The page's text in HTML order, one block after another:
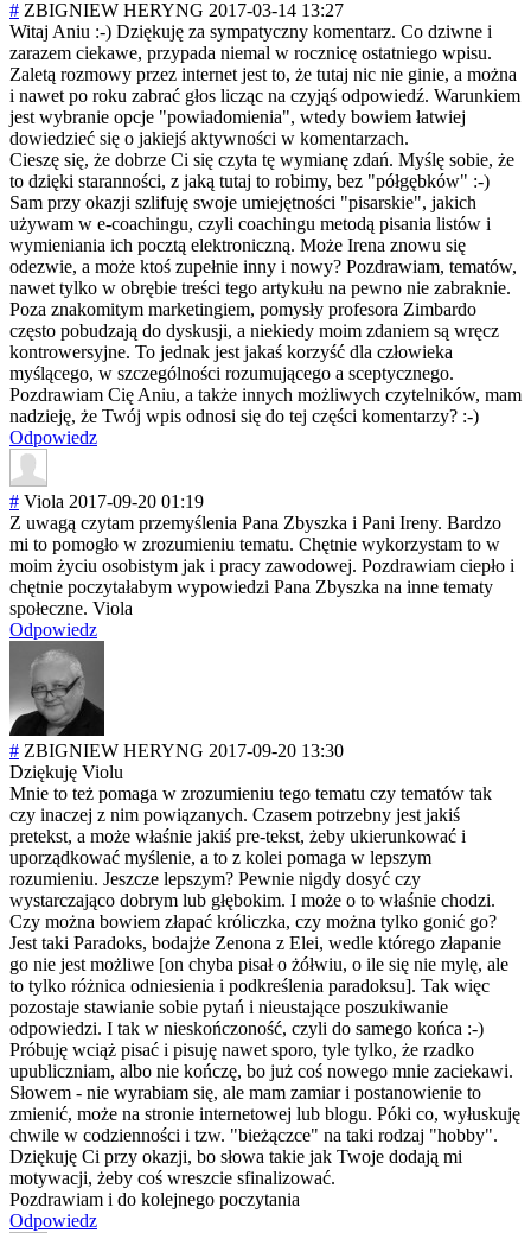
# ZBIGNIEW HERYNG 2017-03-14 13:27
Witaj Aniu :-) Dziękuję za sympatyczny komentarz. Co dziwne i
zarazem ciekawe, przypada niemal w rocznicę ostatniego wpisu.
Zaletą rozmowy przez internet jest to, że tutaj nic nie ginie, a można
i nawet po roku zabrać głos licząc na czyjąś odpowiedź. Warunkiem
jest wybranie opcje "powiadomienia", wtedy bowiem łatwiej
dowiedzieć się o jakiejś aktywności w komentarzach.
Cieszę się, że dobrze Ci się czyta tę wymianę zdań. Myślę sobie, że
to dzięki staranności, z jaką tutaj to robimy, bez "półgębków" :-)
Sam przy okazji szlifuję swoje umiejętności "pisarskie", jakich
używam w e-coachingu, czyli coachingu metodą pisania listów i
wymieniania ich pocztą elektroniczną. Może Irena znowu się
odezwie, a może ktoś zupełnie inny i nowy? Pozdrawiam, tematów,
nawet tylko w obrębie treści tego artykułu na pewno nie zabraknie.
Poza znakomitym marketingiem, pomysły profesora Zimbardo
często pobudzają do dyskusji, a niekiedy moim zdaniem są wręcz
kontrowersyjne. To jednak jest jakaś korzyść dla człowieka
myślącego, w szczególności rozumującego a sceptycznego.
Pozdrawiam Cię Aniu, a także innych możliwych czytelników, mam
nadzieję, że Twój wpis odnosi się do tej części komentarzy? :-)
Odpowiedz
# Viola 2017-09-20 01:19
Z uwagą czytam przemyślenia Pana Zbyszka i Pani Ireny. Bardzo
mi to pomogło w zrozumieniu tematu. Chętnie wykorzystam to w
moim życiu osobistym jak i pracy zawodowej. Pozdrawiam ciepło i
chętnie poczytałabym wypowiedzi Pana Zbyszka na inne tematy
społeczne. Viola
Odpowiedz
# ZBIGNIEW HERYNG 2017-09-20 13:30
Dziękuję Violu
Mnie to też pomaga w zrozumieniu tego tematu czy tematów tak
czy inaczej z nim powiązanych. Czasem potrzebny jest jakiś
pretekst, a może właśnie jakiś pre-tekst, żeby ukierunkować i
uporządkować myślenie, a to z kolei pomaga w lepszym
rozumieniu. Jeszcze lepszym? Pewnie nigdy dosyć czy
wystarczająco dobrym lub głębokim. I może o to właśnie chodzi.
Czy można bowiem złapać króliczka, czy można tylko gonić go?
Jest taki Paradoks, bodajże Zenona z Elei, wedle którego złapanie
go nie jest możliwe [on chyba pisał o żółwiu, o ile się nie mylę, ale
to tylko różnica odniesienia i podkreślenia paradoksu]. Tak więc
pozostaje stawianie sobie pytań i nieustające poszukiwanie
odpowiedzi. I tak w nieskończoność, czyli do samego końca :-)
Próbuję wciąż pisać i pisuję nawet sporo, tyle tylko, że rzadko
upubliczniam, albo nie kończę, bo już coś nowego mnie zaciekawi.
Słowem - nie wyrabiam się, ale mam zamiar i postanowienie to
zmienić, może na stronie internetowej lub blogu. Póki co, wyłuskuję
chwile w codzienności i tzw. "bieżączce" na taki rodzaj "hobby".
Dziękuję Ci przy okazji, bo słowa takie jak Twoje dodają mi
motywacji, żeby coś wreszcie sfinalizować.
Pozdrawiam i do kolejnego poczytania
Odpowiedz